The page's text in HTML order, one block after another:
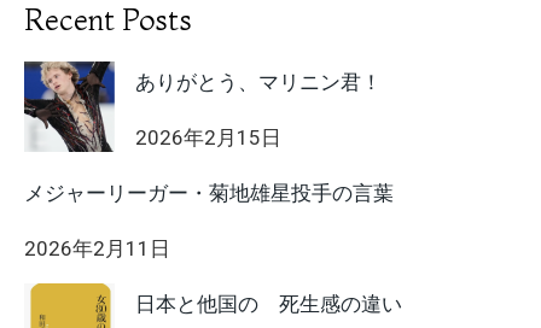
Recent Posts
ありがとう、マリニン君！
2026年2月15日
メジャーリーガー・菊地雄星投手の言葉
2026年2月11日
日本と他国の 死生感の違い